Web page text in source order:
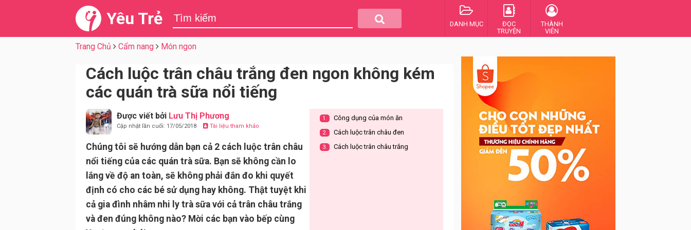
Yêu Trẻ DANH MỤC
ĐỌC
TRUYỆN
THÀNH
VIÊN
Trang Chủ Cẩm nang Món ngon
Cách luộc trân châu trắng đen ngon không kém
các quán trà sữa nổi tiếng
Được viết bởi Lưu Thị Phương
Cập nhật lần cuối: 17/05/2018 Tài liệu tham khảo
Chúng tôi sẽ hướng dẫn bạn cả 2 cách luộc trân châu
nổi tiếng của các quán trà sữa. Bạn sẽ không cần lo
lắng về độ an toàn, sẽ không phải đắn đo khi quyết
định có cho các bé sử dụng hay không. Thật tuyệt khi
cả gia đình nhâm nhi ly trà sữa với cả trân châu trắng
và đen đúng không nào? Mời các bạn vào bếp cùng
1. Công dụng của món ăn
2. Cách luộc trân châu đen
3. Cách luộc trân châu trắng